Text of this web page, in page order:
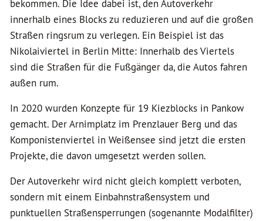
bekommen. Die Idee dabei ist, den Autoverkehr
innerhalb eines Blocks zu reduzieren und auf die großen
Straßen ringsrum zu verlegen. Ein Beispiel ist das
Nikolaiviertel in Berlin Mitte: Innerhalb des Viertels
sind die Straßen für die Fußgänger da, die Autos fahren
außen rum.
In 2020 wurden Konzepte für 19 Kiezblocks in Pankow
gemacht. Der Arnimplatz im Prenzlauer Berg und das
Komponistenviertel in Weißensee sind jetzt die ersten
Projekte, die davon umgesetzt werden sollen.
Der Autoverkehr wird nicht gleich komplett verboten,
sondern mit einem Einbahnstraßensystem und
punktuellen Straßensperrungen (sogenannte Modalfilter)